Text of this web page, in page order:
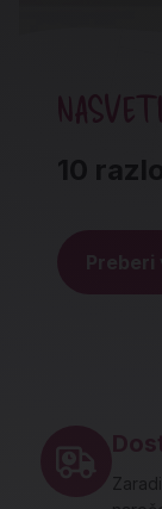
NASVETI
10
Preberi